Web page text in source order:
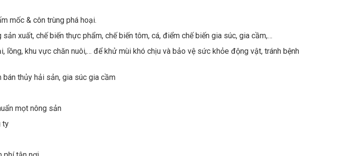
xuất, chế biến thực phẩm, chế biến tôm, cá, điểm chế biến gia súc, gia cầm,…
lồng, khu vực chăn nuôi,… để khử mùi khó chịu và bảo vệ sức khỏe động vật, tránh bệnh
mọt nông sản
ty
tận nơi.